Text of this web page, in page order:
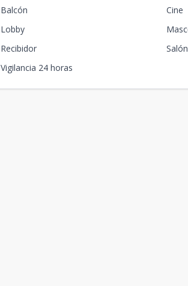
Balcón
Cine
Lobby
Recibidor
Vigilancia 24 horas